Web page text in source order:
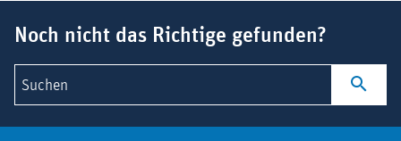
Noch nicht das Richtige gefunden?
Suchen